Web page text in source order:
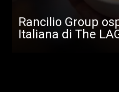
Rancilio Group
Italiana di The